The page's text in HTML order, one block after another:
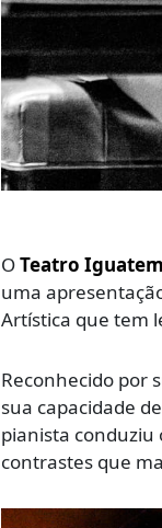
OTeatro
uma
Artística que tem
Reconhecido por
sua capacidade
pianista conduziu
contrastes que